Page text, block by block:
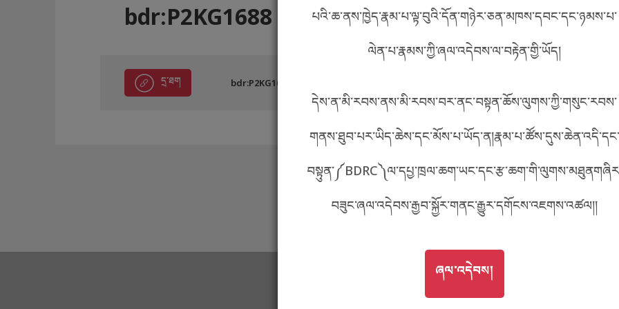
བོད་ཡིག
English
ភាសាខ្មែរ
པའི་ཆ་ནས་ཁྱེད་རྣམ་པ་ལྟ་བུའི་དོན་གཉེར་ཅན་མཁས་དབང་དང་ཉམས་པ་
ལེན་པ་རྣམས་ཀྱི་ཞལ་འདེབས་ལ་བརྟེན་གྱི་ཡོད།
དེས་ན་མི་རབས་ནས་མི་རབས་བར་ནང་བསྟན་ཆོས་ལུགས་ཀྱི་གསུང་རབས་
གནས་ཐུབ་པར་ཡིད་ཆེས་དང་མོས་པ་ཡོད་ན།རྣམ་པ་ཚོས་དུས་ཆེན་འདི་དང་
བཟུང་ཞལ་འདེབས་རྒྱབ་སྐྱོར་གནང་རྒྱུར་དགོངས་འཇགས་འཚལ།།
GO TOཞལ་འདེབས།
ཞལ་འདེབས།
bdr:P2KG1688
དྲ་ཐག bdr:P2KG1688